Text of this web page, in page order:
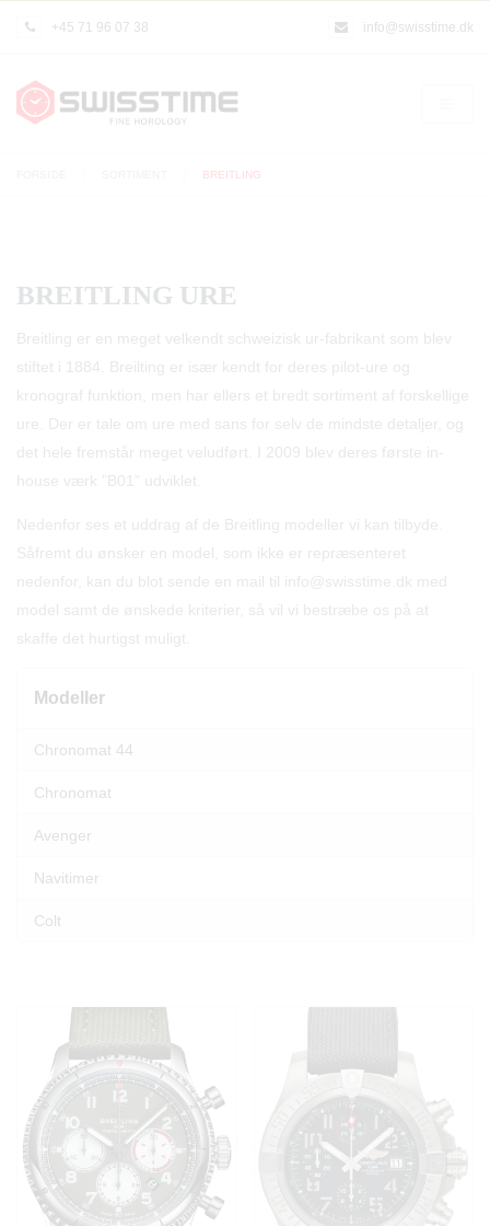
+45 71 96 07 38 info@swisstime.dk
BREITLING
BREITLING URE
Breitling er en meget velkendt schweizisk ur-fabrikant som blev
stiftet i 1884. Breilting er især kendt for deres pilot-ure og
kronograf funktion, men har ellers et bredt sortiment af forskellige
ure. Der er tale om ure med sans for selv de mindste detaljer, og
det hele fremstår meget veludført. I 2009 blev deres første in-
house værk ”B01” udviklet.
Nedenfor ses et uddrag af de Breitling modeller vi kan tilbyde.
Såfremt du ønsker en model, som ikke er repræsenteret
nedenfor, kan du blot sende en mail til info@swisstime.dk med
model samt de ønskede kriterier, så vil vi bestræbe os på at
skaffe det hurtigst muligt.
Modeller
Chronomat 44
Chronomat
Avenger
Navitimer
Colt